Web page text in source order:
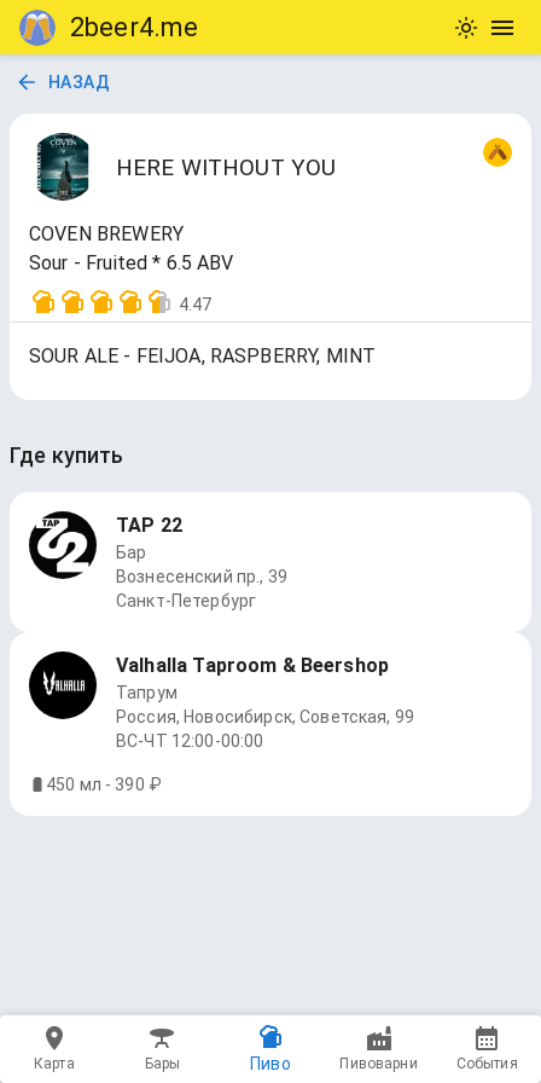
2beer4.me
НАЗАД
HERE WITHOUT YOU
COVEN BREWERY
Sour - Fruited * 6.5 ABV
4.47
SOUR ALE - FEIJOA, RASPBERRY, MINT
Где купить
TAP 22
Бар
Вознесенский пр., 39
Санкт-Петербург
Valhalla Taproom & Beershop
Тапрум
Россия, Новосибирск, Советская, 99
ВС-ЧТ 12:00-00:00
450 мл - 390 ₽
Карта Бары Пиво Пивоварни События